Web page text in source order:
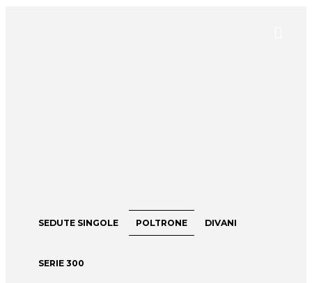
SEDUTE SINGOLE POLTRONE DIVANI
SERIE 300